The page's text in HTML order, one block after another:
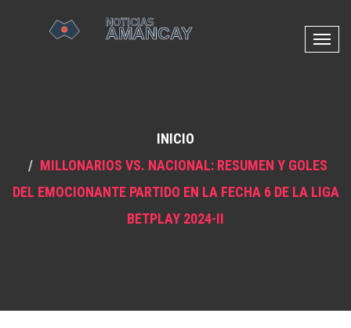
N
i
ó
INICIO
MILLONARIOS VS. NACIONAL: RESUMEN Y GOLES
DEL EMOCIONANTE PARTIDO EN LA FECHA 6 DE LA LIGA
BETPLAY 2024-II